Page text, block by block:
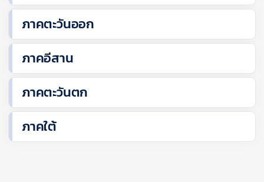
ภาคตะวันออก
ภาคอีสาน
ภาคตะวันตก
ภาคใต้